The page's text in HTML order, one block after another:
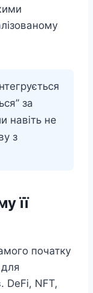
за
навіть не
з
її
початку
DeFi, NFT,